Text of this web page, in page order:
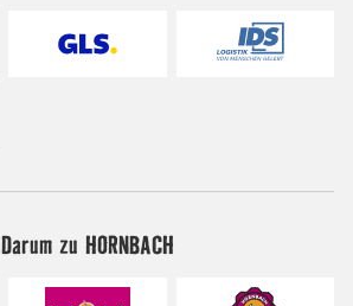
Darum zu HORNBACH